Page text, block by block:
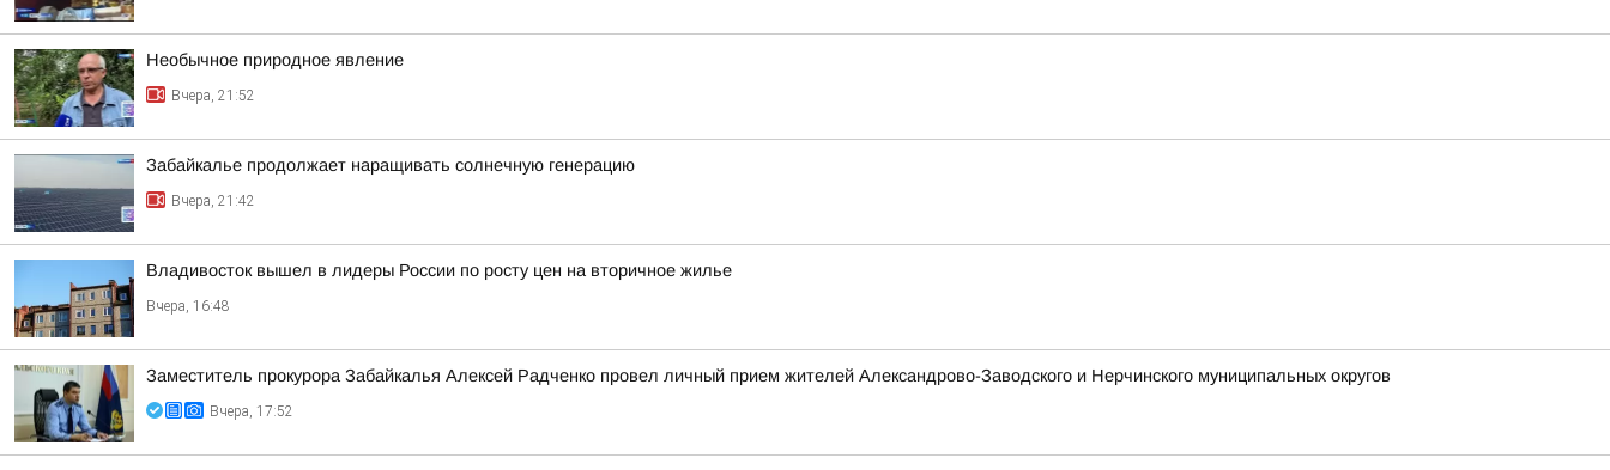
Необычное природное явление
Вчера, 21:52
Забайкалье продолжает наращивать солнечную генерацию
Вчера, 21:42
Владивосток вышел в лидеры России по росту цен на вторичное жилье
Вчера, 16:48
Заместитель прокурора Забайкалья Алексей Радченко провел личный прием жителей Александрово-Заводского и Нерчинского муниципальных округов
Вчера, 17:52